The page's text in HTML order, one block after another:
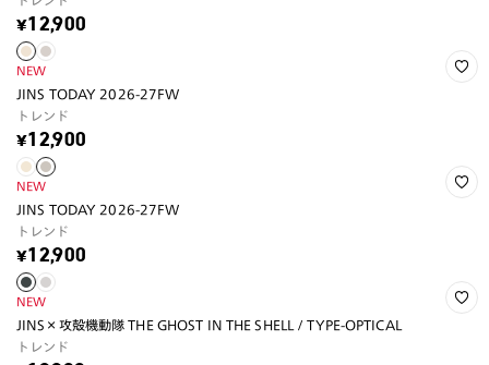
¥12,900
NEW
JINS TODAY 2026-27FW
トレンド
¥12,900
NEW
JINS TODAY 2026-27FW
トレンド
¥12,900
NEW
JINS×攻殻機動隊 THE GHOST IN THE SHELL / TYPE-OPTICAL
トレンド